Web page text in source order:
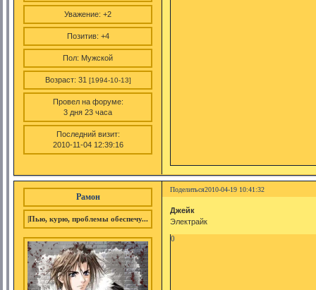
Уважение: +2
Позитив: +4
Пол: Мужской
Возраст: 31 [1994-10-13]
Провел на форуме:
3 дня 23 часа
Последний визит:
2010-11-04 12:39:16
Поделиться2010-04-19 10:41:32
Рамон
|Пью, курю, проблемы обеспечу...
Джейк
Электрайк
0